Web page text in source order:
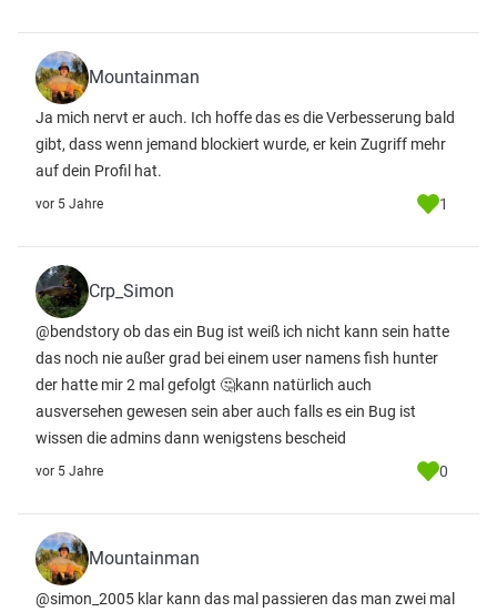
Mountainman
Ja mich nervt er auch. Ich hoffe das es die Verbesserung bald
gibt, dass wenn jemand blockiert wurde, er kein Zugriff mehr
auf dein Profil hat.
vor 5 Jahre 1
Crp_Simon
@bendstory ob das ein Bug ist weiß ich nicht kann sein hatte
das noch nie außer grad bei einem user namens fish hunter
der hatte mir 2 mal gefolgt 🤔kann natürlich auch
ausversehen gewesen sein aber auch falls es ein Bug ist
wissen die admins dann wenigstens bescheid
vor 5 Jahre 0
Mountainman
@simon_2005 klar kann das mal passieren das man zwei mal